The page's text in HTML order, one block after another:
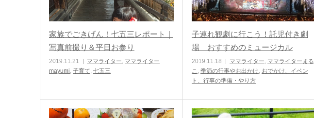
家族でごきげん！七五三レポート｜
写真前撮り＆平日お参り
2019.11.21 ママライター, ママライター
mayumi, 子育て, 七五三
子連れ観劇に行こう！託児付き劇
場 おすすめのミュージカル
2019.11.18 ママライター, ママライターまる
こ , 季節の行事やお出かけ, おでかけ、イベン
ト、行事の準備・やり方